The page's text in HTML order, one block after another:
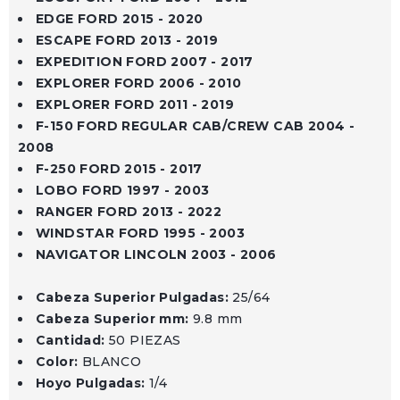
EDGE FORD 2015 - 2020
ESCAPE FORD 2013 - 2019
EXPEDITION FORD 2007 - 2017
EXPLORER FORD 2006 - 2010
EXPLORER FORD 2011 - 2019
F-150 FORD REGULAR CAB/CREW CAB 2004 -
2008
F-250 FORD 2015 - 2017
LOBO FORD 1997 - 2003
RANGER FORD 2013 - 2022
WINDSTAR FORD 1995 - 2003
NAVIGATOR LINCOLN 2003 - 2006
Cabeza Superior Pulgadas: 25/64
Cabeza Superior mm: 9.8 mm
Cantidad: 50 PIEZAS
Color: BLANCO
Hoyo Pulgadas: 1/4